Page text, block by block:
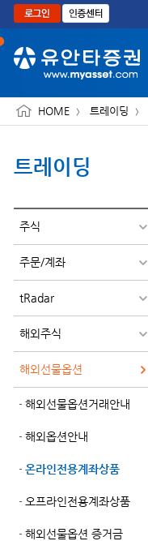
본문으로 바로가기
HOME 트레이딩
트레이딩
주식
주문/계좌
tRadar
해외주식
해외선물옵션
해외선물옵션거래안내
해외옵션안내
온라인전용계좌상품
오프라인전용계좌상품
해외선물옵션 증거금